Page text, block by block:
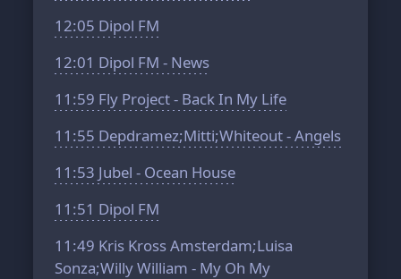
12:05 Dipol FM
12:01 Dipol FM - News
11:59 Fly Project - Back In My Life
11:55 Depdramez;Mitti;Whiteout - Angels
11:53 Jubel - Ocean House
11:51 Dipol FM
11:49 Kris Kross Amsterdam;Luisa
Sonza;Willy William - My Oh My